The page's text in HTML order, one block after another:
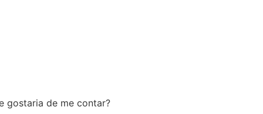
gostaria de me contar?